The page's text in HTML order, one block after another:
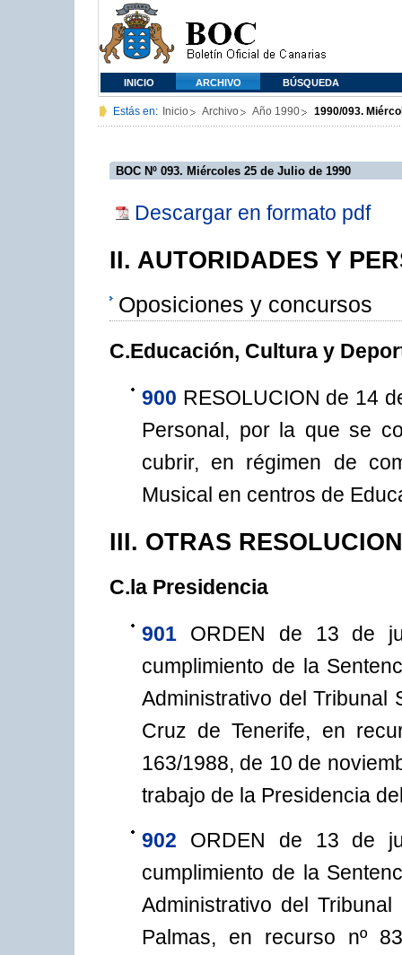
INICIO ARCHIVO BÚSQUEDA
Estás en: Inicio Archivo Año 1990 1990/093.
BOC Nº 093. Miércoles 25 de Julio de 1990
Descargar en formato pdf
II. AUTORIDADES Y
Oposiciones y concursos
C.Educación, Cultura y
900 RESOLUCION de 14
Personal, por la que se
cubrir, en régimen de
Musical en centros de
III. OTRAS
C.la Presidencia
901
ORDEN de 13 de
cumplimiento de la
Administrativo del Tribunal
Cruz de Tenerife, en
163/1988, de 10 de
trabajo de la Presidencia
902
ORDEN de 13 de
cumplimiento de la
Administrativo del
Palmas, en recurso nº